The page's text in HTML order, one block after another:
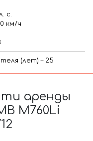
с.
км/ч
(лет) – 25
аренды
M760Li